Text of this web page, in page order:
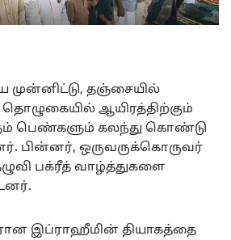
முன்னிட்டு, தஞ்சையில்
தொழுகையில் ஆயிரத்திற்கும்
பெண்களும் கலந்து கொண்டு
பின்னர், ஒருவருக்கொருவர்
பக்ரீத் வாழ்த்துகளை
இப்ராஹீமின் தியாகத்தை